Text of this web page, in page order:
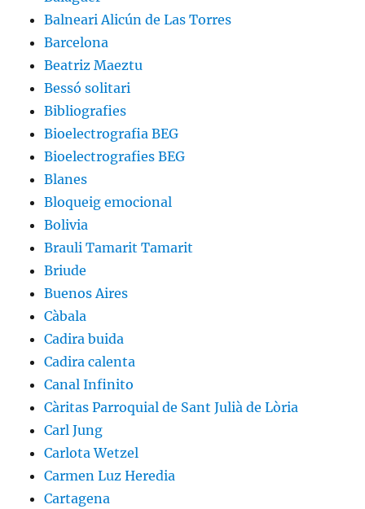
Balneari Alicún de Las Torres
Barcelona
Beatriz Maeztu
Bessó solitari
Bibliografies
Bioelectrografia BEG
Bioelectrografies BEG
Blanes
Bloqueig emocional
Bolivia
Brauli Tamarit Tamarit
Briude
Buenos Aires
Càbala
Cadira buida
Cadira calenta
Canal Infinito
Càritas Parroquial de Sant Julià de Lòria
Carl Jung
Carlota Wetzel
Carmen Luz Heredia
Cartagena